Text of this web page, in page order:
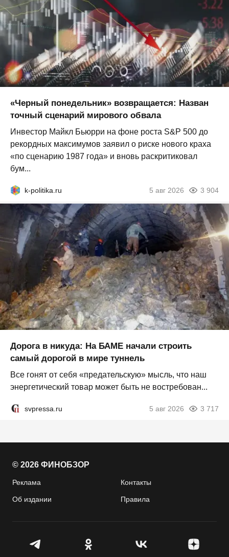
«Черный понедельник» возвращается: Назван
точный сценарий мирового обвала
Инвестор Майкл Бьюрри на фоне роста S&P 500 до
рекордных максимумов заявил о риске нового краха
«по сценарию 1987 года» и вновь раскритиковал
бум...
k-politika.ru 5 авг 2026 3 904
Дорога в никуда: На БАМЕ начали строить
самый дорогой в мире туннель
Все гонят от себя «предательскую» мысль, что наш
энергетический товар может быть не востребован...
svpressa.ru 5 авг 2026 3 717
© 2026 ФИНОБЗОР
Реклама Контакты
Об издании Правила